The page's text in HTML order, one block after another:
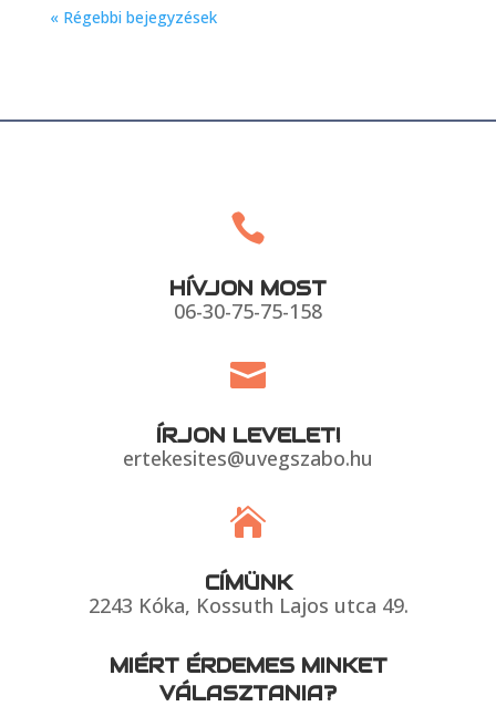
« Régebbi bejegyzések

HÍVJON MOST
06-30-75-75-158

ÍRJON LEVELET!
ertekesites@uvegszabo.hu

CÍMÜNK
2243 Kóka, Kossuth Lajos utca 49.
MIÉRT ÉRDEMES MINKET
VÁLASZTANIA?